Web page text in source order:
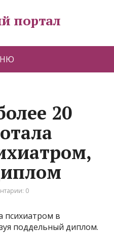
портал
20
0
психиатром в
поддельный диплом.